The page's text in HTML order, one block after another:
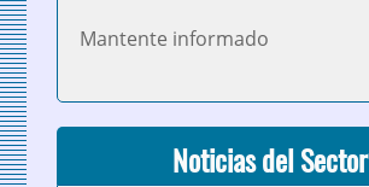
Mantente informado
Noticias del Sector